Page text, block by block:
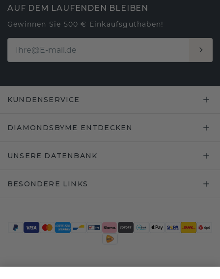
AUF DEM LAUFENDEN BLEIBEN
Gewinnen Sie 500 € Einkaufsguthaben!
KUNDENSERVICE
DIAMONDSBYME ENTDECKEN
UNSERE DATENBANK
BESONDERE LINKS